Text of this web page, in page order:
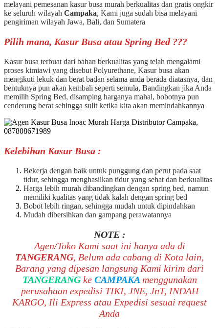
melayani pemesanan kasur busa murah berkualitas dan gratis ongkir
ke seluruh wilayah Campaka, Kami juga sudah bisa melayani
pengiriman wilayah Jawa, Bali, dan Sumatera
Pilih mana, Kasur Busa atau Spring Bed ???
Kasur busa terbuat dari bahan berkualitas yang telah mengalami
proses kimiawi yang disebut Polyurethane, Kasur busa akan
mengikuti lekuk dan berat badan selama anda berada diatasnya, dan
bentuknya pun akan kembali seperti semula, Bandingkan jika Anda
memilih Spring Bed, disamping harganya mahal, bobotnya pun
cenderung berat sehingga sulit ketika kita akan memindahkannya
Kelebihan Kasur Busa :
Bekerja dengan baik untuk punggung dan perut pada saat
tidur, sehingga menghasilkan tidur yang sehat dan berkualitas
Harga lebih murah dibandingkan dengan spring bed, namun
memiliki kualitas yang tidak kalah dengan spring bed
Bobot lebih ringan, sehingga mudah untuk dipindahkan
Mudah dibersihkan dan gampang perawatannya
NOTE :
Agen/Toko Kami saat ini hanya ada di
TANGERANG, Belum ada cabang di Kota lain,
Barang yang dipesan langsung Kami kirim dari
TANGERANGke CAMPAKA menggunakan
perusahaan expedisi TIKI, JNE, JnT, INDAH
KARGO, Ili Express atau Expedisi sesuai request
Anda